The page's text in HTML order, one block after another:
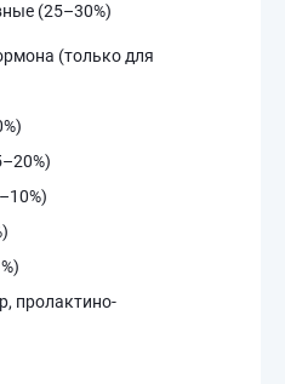
(25–30%)
(только для
пролактино-